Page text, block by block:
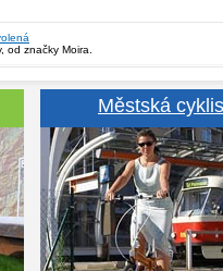
od značky Moira.
Městská